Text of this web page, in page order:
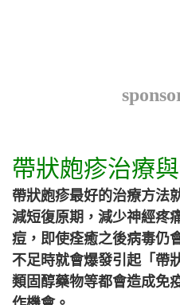
帶狀皰疹治療
帶狀皰疹最好的治療方法
減短復原期，減少神經疼
痘，即使痊癒之後病毒仍
不足時就會爆發引起「帶
類固醇藥物等都會造成免